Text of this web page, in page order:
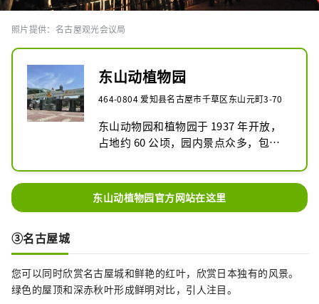
照片提供：名古屋观光会议局
东山动植物园
464-0804 爱知县名古屋市千草区东山元町3-70
东山动物园和植物园于 1937 年开放，
占地约 60 公顷，园内景点众多，包括
塔，一天之内根本无法全部游览完毕。
该动物园饲养着约 450 种动物，包括亚
洲象、考拉、小熊猫和西部大猩猩。
季红叶等季节性美景。此外，被誉为
“东方水晶宫”的国家级重要文化遗产
——温室前楼，全年展示着热带和亚热
东山动植物园官方网站在这里
③名古屋城
您可以同时欣赏名古屋城和鲜艳的红叶，欣赏日本独有的风景。
绿色的屋顶和深赤秋叶形成鲜明对比，引人注目。